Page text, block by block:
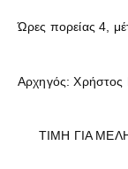
Ώρες πορείας 4,
Αρχηγός:
ΤΙΜΗ ΓΙΑ